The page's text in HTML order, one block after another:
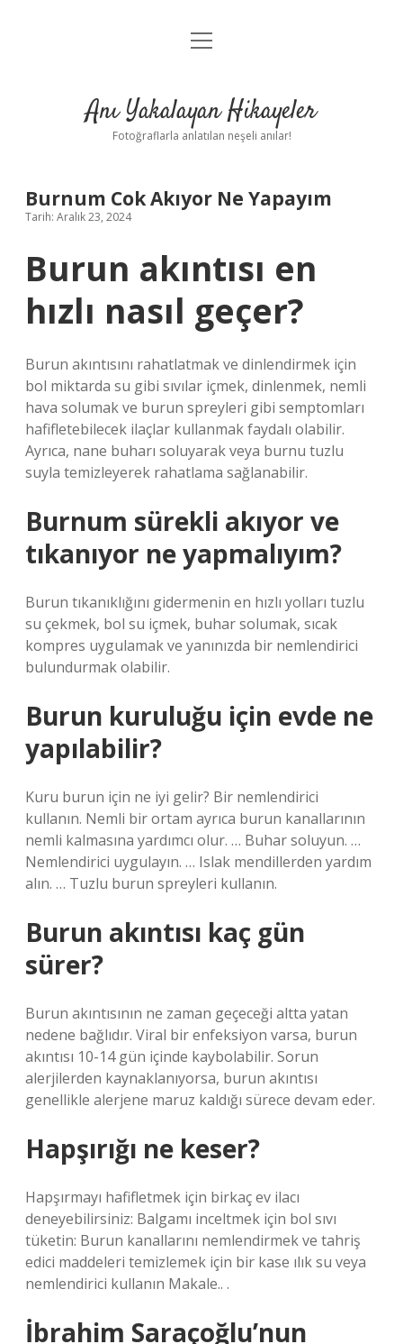
Anasayfa
Yasal Uyarı
menüyü
Anı Yakalayan Hikayeler
Fotoğraflarla anlatılan neşeli anılar!
Burnum Cok Akıyor Ne Yapayım
Tarih: Aralık 23, 2024
Burun akıntısı en
hızlı nasıl geçer?
Burun akıntısını rahatlatmak ve dinlendirmek için
bol miktarda su gibi sıvılar içmek, dinlenmek, nemli
hava solumak ve burun spreyleri gibi semptomları
hafifletebilecek ilaçlar kullanmak faydalı olabilir.
Ayrıca, nane buharı soluyarak veya burnu tuzlu
suyla temizleyerek rahatlama sağlanabilir.
Burnum sürekli akıyor ve
tıkanıyor ne yapmalıyım?
Burun tıkanıklığını gidermenin en hızlı yolları tuzlu
su çekmek, bol su içmek, buhar solumak, sıcak
kompres uygulamak ve yanınızda bir nemlendirici
bulundurmak olabilir.
Burun kuruluğu için evde ne
yapılabilir?
Kuru burun için ne iyi gelir? Bir nemlendirici
kullanın. Nemli bir ortam ayrıca burun kanallarının
nemli kalmasına yardımcı olur. … Buhar soluyun. …
Nemlendirici uygulayın. … Islak mendillerden yardım
alın. … Tuzlu burun spreyleri kullanın.
Burun akıntısı kaç gün
sürer?
Burun akıntısının ne zaman geçeceği altta yatan
nedene bağlıdır. Viral bir enfeksiyon varsa, burun
akıntısı 10-14 gün içinde kaybolabilir. Sorun
alerjilerden kaynaklanıyorsa, burun akıntısı
genellikle alerjene maruz kaldığı sürece devam eder.
Hapşırığı ne keser?
Hapşırmayı hafifletmek için birkaç ev ilacı
deneyebilirsiniz: Balgamı inceltmek için bol sıvı
tüketin: Burun kanallarını nemlendirmek ve tahriş
edici maddeleri temizlemek için bir kase ılık su veya
nemlendirici kullanın Makale.. .
İbrahim Saraçoğlu’nun